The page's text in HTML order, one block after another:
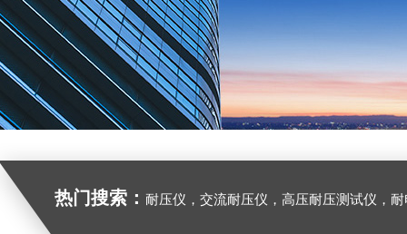
热门搜索： 耐压仪，交流耐压仪，高压耐压测试仪，